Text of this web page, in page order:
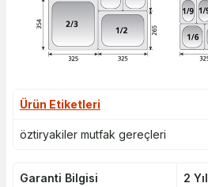
Ürün Etiketleri
öztiryakiler mutfak gereçleri
Garanti Bilgisi 2 Yıl